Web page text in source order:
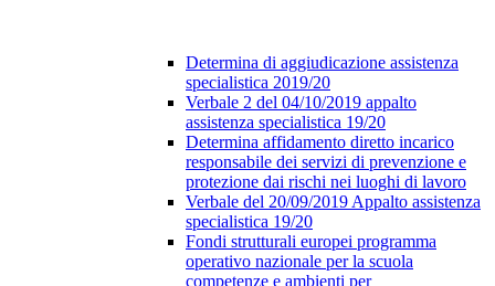
Determina di aggiudicazione assistenza
specialistica 2019/20
Verbale 2 del 04/10/2019 appalto
assistenza specialistica 19/20
Determina affidamento diretto incarico
responsabile dei servizi di prevenzione e
protezione dai rischi nei luoghi di lavoro
Verbale del 20/09/2019 Appalto assistenza
specialistica 19/20
Fondi strutturali europei programma
operativo nazionale per la scuola
competenze e ambienti per